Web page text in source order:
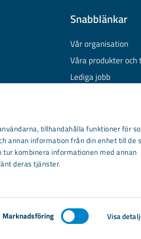
tillhandahålla funktioner för
annan information från din enhet till de
kombinera informationen med annan
deras tjänster.
Marknadsföring Visa
Snabblänkar
Vår organisation
Våra produkter och
Lediga jobb
Information om
Kontakta oss